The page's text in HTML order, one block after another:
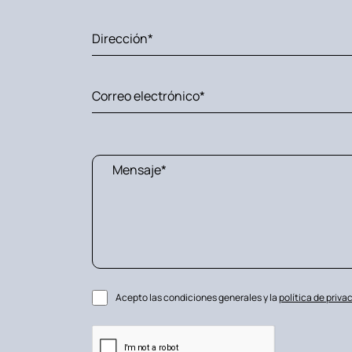
Acepto las condiciones generales y lapolítica de